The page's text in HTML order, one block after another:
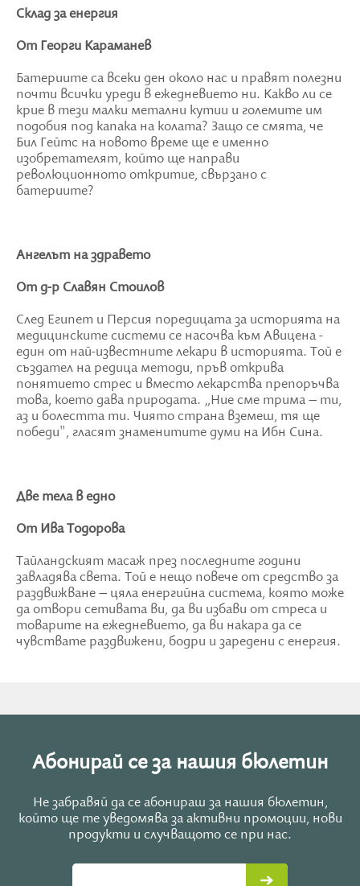
Склад за енергия
От Георги Караманев
Батериите са всеки ден около нас и правят полезни
почти всички уреди в ежедневието ни. Какво ли се
крие в тези малки метални кутии и големите им
подобия под капака на колата? Защо се смята, че
Бил Гейтс на новото време ще е именно
изобретателят, който ще направи
революционното откритие, свързано с
батериите?
Ангелът на здравето
От д-р Славян Стоилов
След Египет и Персия поредицата за историята на
медицинските системи се насочва към Авицена -
един от най-известните лекари в историята. Той е
създател на редица методи, пръв открива
понятието стрес и вместо лекарства препоръчва
това, което дава природата. „Ние сме трима – ти,
аз и болестта ти. Чиято страна вземеш, тя ще
победи", гласят знаменитите думи на Ибн Сина.
Две тела в едно
От Ива Тодорова
Тайландският масаж през последните години
завладява света. Той е нещо повече от средство за
раздвижване – цяла енергийна система, която може
да отвори сетивата ви, да ви избави от стреса и
товарите на ежедневието, да ви накара да се
чувствате раздвижени, бодри и заредени с енергия.
Абонирай се за нашия бюлетин
Не забравяй да се абонираш за нашия бюлетин,
който ще те уведомява за активни промоции, нови
продукти и случващото се при нас.